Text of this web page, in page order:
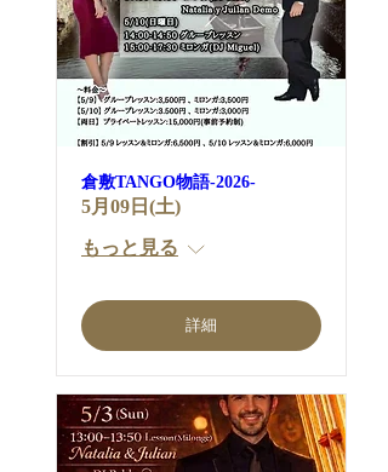
倉敷TANGO物語-2026-
5月09日(土)
もっと見る
詳細